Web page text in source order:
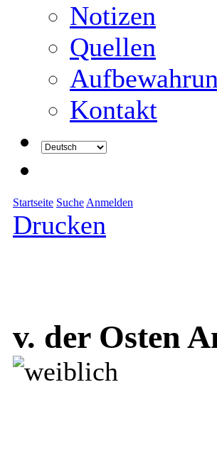
Notizen
Quellen
Kontakt
Startseite Suche Anmelden
Drucken
v. der Osten